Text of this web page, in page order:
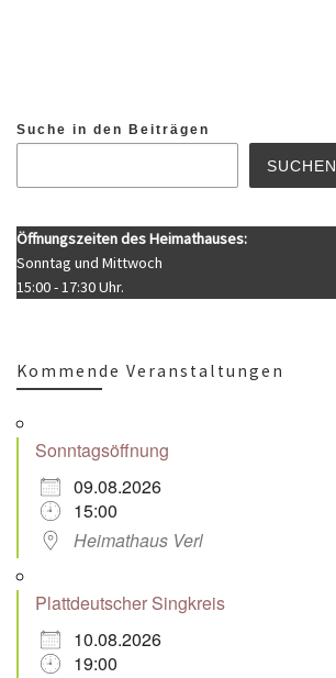
Suche in den Beiträgen
SUCHEN
Öffnungszeiten des Heimathauses:
Sonntag und Mittwoch
15:00 - 17:30 Uhr.
Kommende Veranstaltungen
Sonntagsöffnung
09.08.2026
15:00
Heimathaus Verl
Plattdeutscher Singkreis
10.08.2026
19:00